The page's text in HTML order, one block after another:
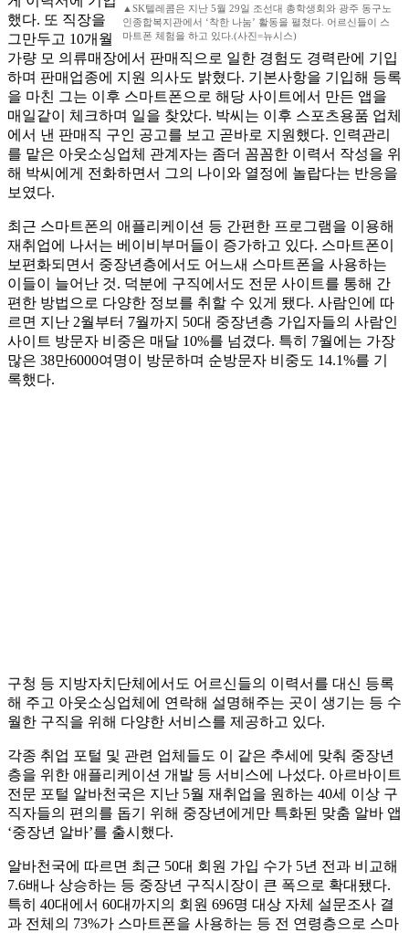
▲SK텔레콤은 지난 5월 29일 조선대 총학생회와 광주 동구노
인종합복지관에서 ‘착한 나눔’ 활동을 펼쳤다. 어르신들이 스
마트폰 체험을 하고 있다.(사진=뉴시스)
했다. 또 직장을
그만두고 10개월
가량 모 의류매장에서 판매직으로 일한 경험도 경력란에 기입
하며 판매업종에 지원 의사도 밝혔다. 기본사항을 기입해 등록
을 마친 그는 이후 스마트폰으로 해당 사이트에서 만든 앱을
매일같이 체크하며 일을 찾았다. 박씨는 이후 스포츠용품 업체
에서 낸 판매직 구인 공고를 보고 곧바로 지원했다. 인력관리
를 맡은 아웃소싱업체 관계자는 좀더 꼼꼼한 이력서 작성을 위
해 박씨에게 전화하면서 그의 나이와 열정에 놀랍다는 반응을
보였다.
최근 스마트폰의 애플리케이션 등 간편한 프로그램을 이용해
재취업에 나서는 베이비부머들이 증가하고 있다. 스마트폰이
보편화되면서 중장년층에서도 어느새 스마트폰을 사용하는
이들이 늘어난 것. 덕분에 구직에서도 전문 사이트를 통해 간
편한 방법으로 다양한 정보를 취할 수 있게 됐다. 사람인에 따
르면 지난 2월부터 7월까지 50대 중장년층 가입자들의 사람인
사이트 방문자 비중은 매달 10%를 넘겼다. 특히 7월에는 가장
많은 38만6000여명이 방문하며 순방문자 비중도 14.1%를 기
록했다.
구청 등 지방자치단체에서도 어르신들의 이력서를 대신 등록
해 주고 아웃소싱업체에 연락해 설명해주는 곳이 생기는 등 수
월한 구직을 위해 다양한 서비스를 제공하고 있다.
각종 취업 포털 및 관련 업체들도 이 같은 추세에 맞춰 중장년
층을 위한 애플리케이션 개발 등 서비스에 나섰다. 아르바이트
전문 포털 알바천국은 지난 5월 재취업을 원하는 40세 이상 구
직자들의 편의를 돕기 위해 중장년에게만 특화된 맞춤 알바 앱
‘중장년 알바’를 출시했다.
알바천국에 따르면 최근 50대 회원 가입 수가 5년 전과 비교해
7.6배나 상승하는 등 중장년 구직시장이 큰 폭으로 확대됐다.
특히 40대에서 60대까지의 회원 696명 대상 자체 설문조사 결
과 전체의 73%가 스마트폰을 사용하는 등 전 연령층으로 스마